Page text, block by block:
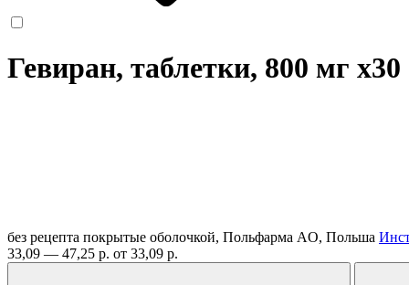
Гевиран, таблетки, 800 мг x30
без рецепта покрытые оболочкой, Польфарма AO, Польша
33,09 — 47,25 р. от 33,09 р.